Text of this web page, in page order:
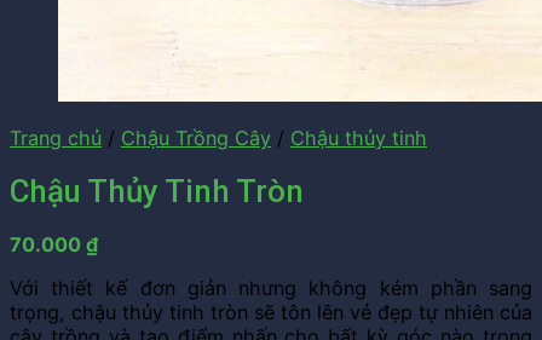
Trang chủ / Chậu Trồng Cây / Chậu thủy tinh
Chậu Thủy Tinh Tròn
70.000 ₫
Với thiết kế đơn giản nhưng không kém phần sang
trọng, chậu thủy tinh tròn sẽ tôn lên vẻ đẹp tự nhiên của